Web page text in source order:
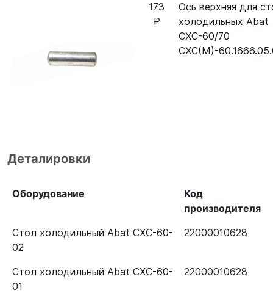
173
₽
Ось верхняя для
холодильных Abat
СХС-60/70
СХС(М)-
Деталировки
Оборудование
Код
производителя
Стол холодильный Abat СХС-60-
02
22000010628
Стол холодильный Abat СХС-60-
01
22000010628